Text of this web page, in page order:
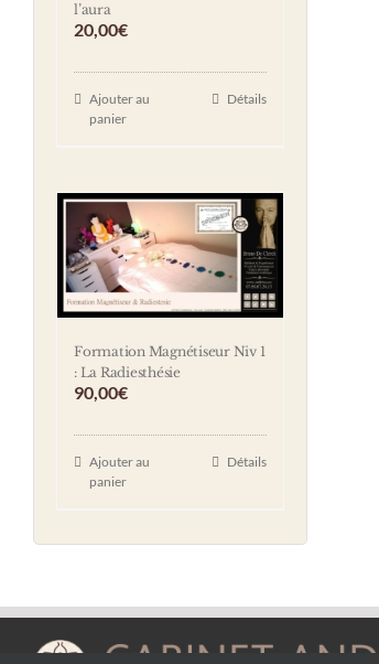
l’aura
20,00€
Ajouter au
panier
Détails
Formation Magnétiseur Niv 1
: La Radiesthésie
90,00€
Ajouter au
panier
Détails